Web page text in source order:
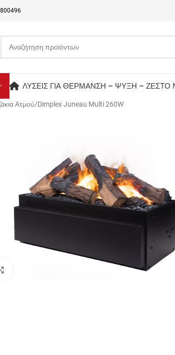
ΛΥΣΕΙΣ ΓΙΑ ΘΕΡΜΑΝΣΗ – ΨΥΞΗ – ΖΕΣΤΟ
Ατμού Dimplex Juneau Multi 260W